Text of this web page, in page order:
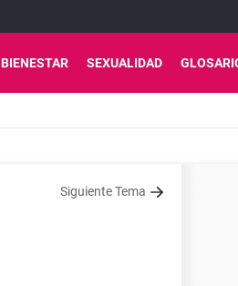
BIENESTAR SEXUALIDAD
Siguiente Tema